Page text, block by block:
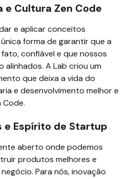
e Cultura Zen Code
e aplicar conceitos
forma de garantir que a
confiável e que nossos
A Lab criou um
que deixa a vida do
e desenvolvimento melhor e
Code.
e Espírito de Startup
aberto onde podemos
produtos melhores e
Para nós, inovação